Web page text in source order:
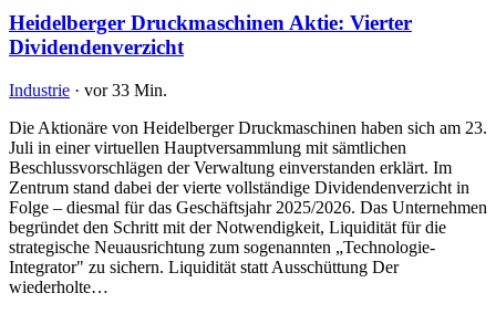
Heidelberger Druckmaschinen Aktie: Vierter
Dividendenverzicht
Industrie · vor 33 Min.
Die Aktionäre von Heidelberger Druckmaschinen haben sich am 23.
Juli in einer virtuellen Hauptversammlung mit sämtlichen
Beschlussvorschlägen der Verwaltung einverstanden erklärt. Im
Zentrum stand dabei der vierte vollständige Dividendenverzicht in
Folge – diesmal für das Geschäftsjahr 2025/2026. Das Unternehmen
begründet den Schritt mit der Notwendigkeit, Liquidität für die
strategische Neuausrichtung zum sogenannten „Technologie-
Integrator" zu sichern. Liquidität statt Ausschüttung Der
wiederholte…